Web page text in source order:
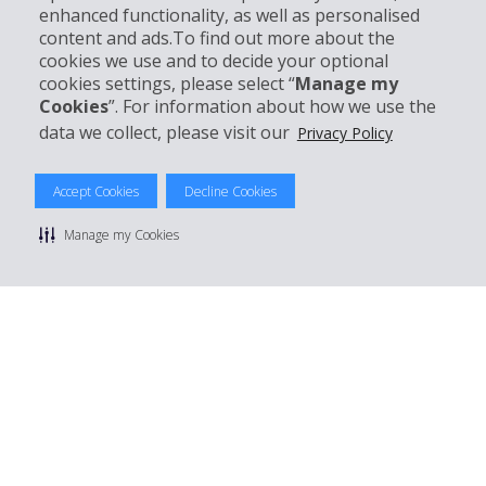
enhanced functionality, as well as personalised
content and ads.To find out more about the
cookies we use and to decide your optional
cookies settings, please select “Manage my
Cookies”. For information about how we use the
data we collect, please visit our Privacy Policy
Accept Cookies Decline Cookies
Manage my Cookies
Kundenservice
Mieten bei Hertz
© 2026 The Hertz System, Inc.
Datenschutzrichtlinie
Sitemap Cookies verwalten